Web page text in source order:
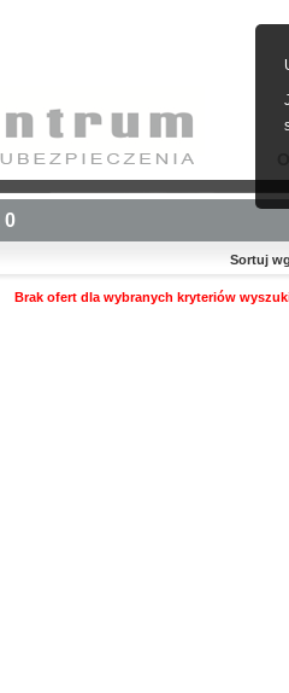
0
Sortuj
Brak ofert dla wybranych kryteriów